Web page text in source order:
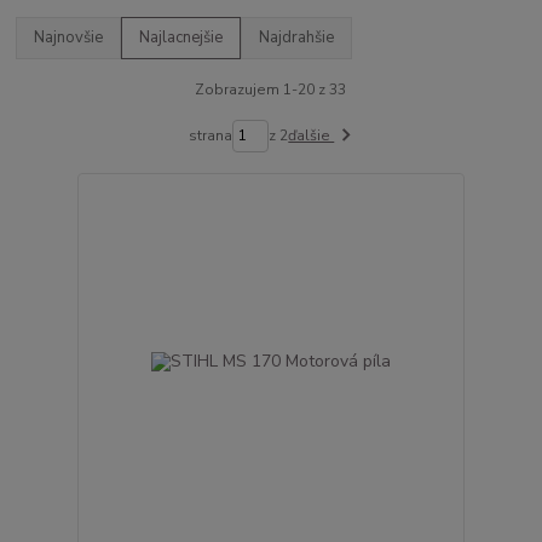
Najnovšie Najlacnejšie Najdrahšie
Zobrazujem 1-20 z 33
strana z 2ďalšie